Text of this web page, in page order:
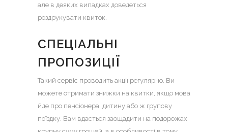
але в деяких випадках доведеться
роздрукувати квиток.
СПЕЦІАЛЬНІ
ПРОПОЗИЦІЇ
Такий сервіс проводить акції регулярно. Ви
можете отримати знижки на квитки, якщо мова
йде про пенсіонера, дитину або ж групову
поїздку. Вам вдасться заощадити на подорожах